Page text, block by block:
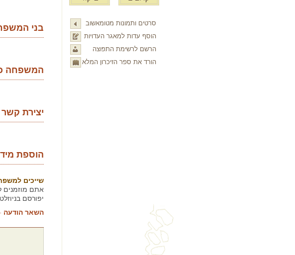
סרטים ותמונות מטומאשוב
הוסף עדות למאגר העדויות
הרשם לרשימת התפוצה
הורד את ספר הזיכרון המלא
בני
המשפחה
יצירת קשר
הוספת
שייכים
אתם מוזמנים
יפורסם
השאר הודעה